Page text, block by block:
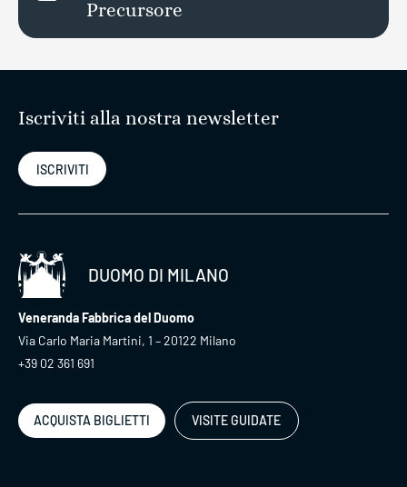
Precursore
Iscriviti alla nostra newsletter
ISCRIVITI
DUOMO DI MILANO
Veneranda Fabbrica del Duomo
Via Carlo Maria Martini, 1 – 20122 Milano
+39 02 361 691
ACQUISTA BIGLIETTI VISITE GUIDATE